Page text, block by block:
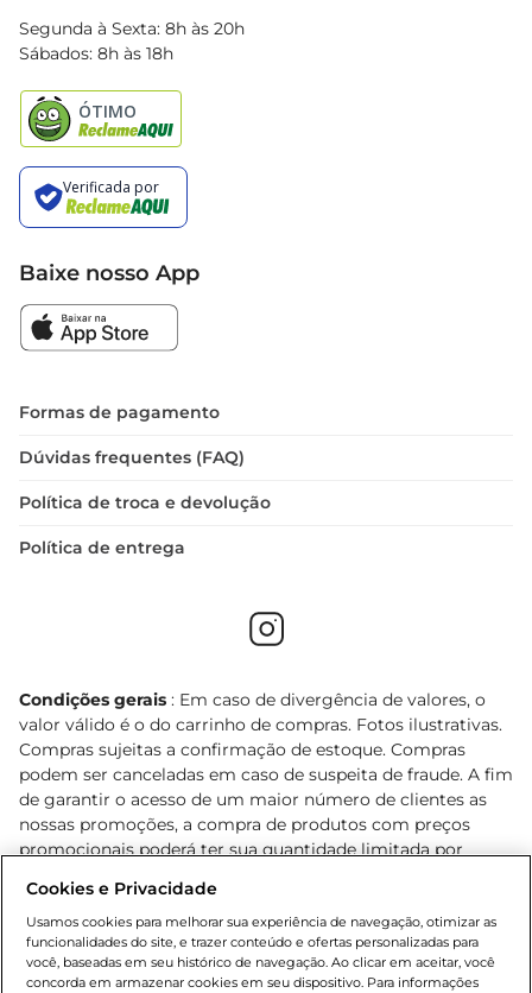
Blog Bretas
Black Friday
Segunda à Sexta: 8h às 20h
Sábados: 8h às 18h
Baixe nosso App
Formas de pagamento
Dúvidas frequentes (FAQ)
Política de troca e devolução
Política de entrega
Condições gerais : Em caso de divergência de valores, o
valor válido é o do carrinho de compras. Fotos ilustrativas.
Compras sujeitas a confirmação de estoque. Compras
podem ser canceladas em caso de suspeita de fraude. A fim
de garantir o acesso de um maior número de clientes as
nossas promoções, a compra de produtos com preços
promocionais poderá ter sua quantidade limitada por
o e-commerce e válidos durante o dia de hoje, podendo
sofrer alterações sem prévia notificação. Proibida a venda
de bebidas alcoólicas para menores de 18 anos, conforme
Lei n.º 8069/90, art. 81, inciso II (Estatuto da Criança e do
Cookies e Privacidade
Usamos cookies para melhorar sua experiência de navegação, otimizar as
funcionalidades do site, e trazer conteúdo e ofertas personalizadas para
você, baseadas em seu histórico de navegação. Ao clicar em aceitar, você
concorda em armazenar cookies em seu dispositivo. Para informações